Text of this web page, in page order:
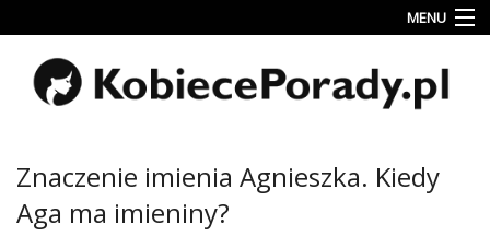
MENU
Uroda
Miłość
Rodzina
&
Znaczenie imienia Agnieszka. Kiedy
Aga ma imieniny?